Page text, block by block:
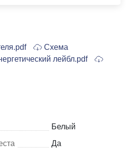
Схема
лейбл.pdf
Белый
Да